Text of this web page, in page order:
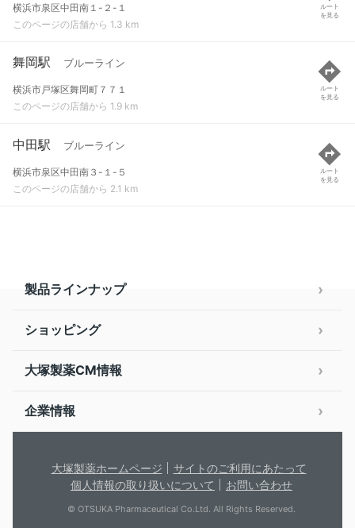
横浜市泉区中田南１-２-１
このページの店舗から 1.3 km
ルート
を見る
舞岡駅 ブルーライン
横浜市戸塚区舞岡町７７１
このページの店舗から 1.9 km
ルート
を見る
中田駅 ブルーライン
横浜市泉区中田南３-１-５
このページの店舗から 2.1 km
ルート
を見る
製品ラインナップ
ショッピング
大塚製薬CM情報
企業情報
大塚製薬ホームページ
サイトのご利用にあたって
個人情報の取り扱いについて
お問い合わせ
© OTSUKA Pharmaceutical Co.Ltd. All Rights Reserved.